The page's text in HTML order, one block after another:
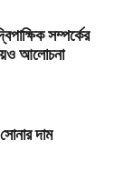
সম্পর্কের
আলোচনা
দাম